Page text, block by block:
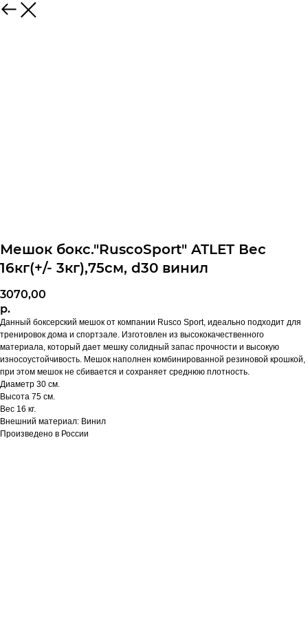
Мешок бокс."RuscoSport" ATLET Вес
16кг(+/- 3кг),75см, d30 винил
3070,00
р.
Данный боксерский мешок от компании Rusco Sport, идеально подходит для
тренировок дома и спортзале. Изготовлен из высококачественного
материала, который дает мешку солидный запас прочности и высокую
износоустойчивость. Мешок наполнен комбинированной резиновой крошкой,
при этом мешок не сбивается и сохраняет среднюю плотность.
Диаметр 30 см.
Высота 75 см.
Вес 16 кг.
Внешний материал: Винил
Произведено в России